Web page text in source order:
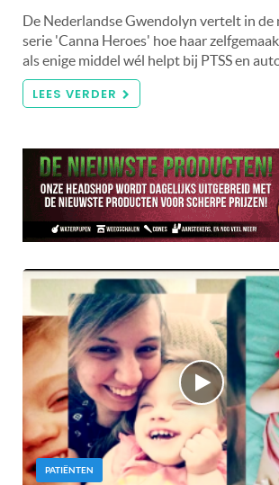
De Nederlandse Gwendolyn vertelt in de
serie 'Canna Heroes' hoe haar
als enige middel wél helpt bij PTSS en
LEES VERDER
PATIËNTEN